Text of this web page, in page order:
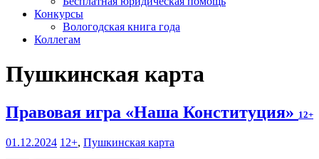
Конкурсы
Вологодская книга года
Коллегам
Пушкинская карта
Правовая игра «Наша Конституция» 12+
01.12.2024 12+, Пушкинская карта